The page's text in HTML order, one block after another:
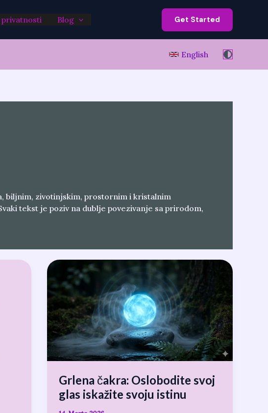
privatnosti Blog Get Started
English
biljnim, zivotinjskim, prostornim i kristalnim
tekst je poziv na dublje povezivanje sa prirodom,
Grlena čakra: Oslobodite svoj
glas iskažite svoju istinu
čakra:
Oslobodite
svoj
glas
iskažite
svoju
istinu